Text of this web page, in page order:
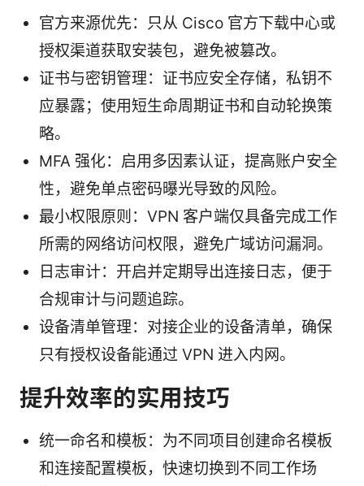
官方来源优先：只从 Cisco 官方下载中心或
授权渠道获取安装包，避免被篡改。
证书与密钥管理：证书应安全存储，私钥不
应暴露；使用短生命周期证书和自动轮换策
略。
MFA 强化：启用多因素认证，提高账户安全
性，避免单点密码曝光导致的风险。
最小权限原则：VPN 客户端仅具备完成工作
所需的网络访问权限，避免广域访问漏洞。
日志审计：开启并定期导出连接日志，便于
合规审计与问题追踪。
设备清单管理：对接企业的设备清单，确保
只有授权设备能通过 VPN 进入内网。
提升效率的实用技巧
统一命名和模板：为不同项目创建命名模板
和连接配置模板，快速切换到不同工作场